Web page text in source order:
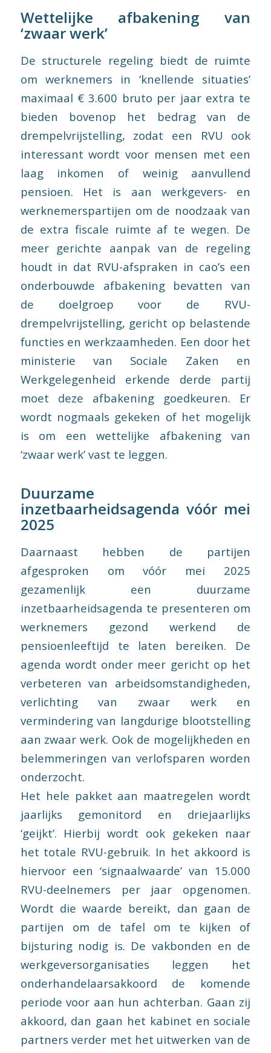
Wettelijke afbakening van
‘zwaar werk’
De structurele regeling biedt de ruimte
om werknemers in ‘knellende situaties’
maximaal € 3.600 bruto per jaar extra te
bieden bovenop het bedrag van de
drempelvrijstelling, zodat een RVU ook
interessant wordt voor mensen met een
laag inkomen of weinig aanvullend
pensioen. Het is aan werkgevers- en
werknemerspartijen om de noodzaak van
de extra fiscale ruimte af te wegen. De
meer gerichte aanpak van de regeling
houdt in dat RVU-afspraken in cao’s een
onderbouwde afbakening bevatten van
de doelgroep voor de RVU-
drempelvrijstelling, gericht op belastende
functies en werkzaamheden. Een door het
ministerie van Sociale Zaken en
Werkgelegenheid erkende derde partij
moet deze afbakening goedkeuren. Er
wordt nogmaals gekeken of het mogelijk
is om een wettelijke afbakening van
‘zwaar werk’ vast te leggen.
Duurzame
inzetbaarheidsagenda vóór mei
2025
Daarnaast hebben de partijen
afgesproken om vóór mei 2025
gezamenlijk een duurzame
inzetbaarheidsagenda te presenteren om
werknemers gezond werkend de
pensioenleeftijd te laten bereiken. De
agenda wordt onder meer gericht op het
verbeteren van arbeidsomstandigheden,
verlichting van zwaar werk en
vermindering van langdurige blootstelling
aan zwaar werk. Ook de mogelijkheden en
belemmeringen van verlofsparen worden
onderzocht.
Het hele pakket aan maatregelen wordt
jaarlijks gemonitord en driejaarlijks
‘geijkt’. Hierbij wordt ook gekeken naar
het totale RVU-gebruik. In het akkoord is
hiervoor een ‘signaalwaarde’ van 15.000
RVU-deelnemers per jaar opgenomen.
Wordt die waarde bereikt, dan gaan de
partijen om de tafel om te kijken of
bijsturing nodig is. De vakbonden en de
werkgeversorganisaties leggen het
onderhandelaarsakkoord de komende
periode voor aan hun achterban. Gaan zij
akkoord, dan gaan het kabinet en sociale
partners verder met het uitwerken van de